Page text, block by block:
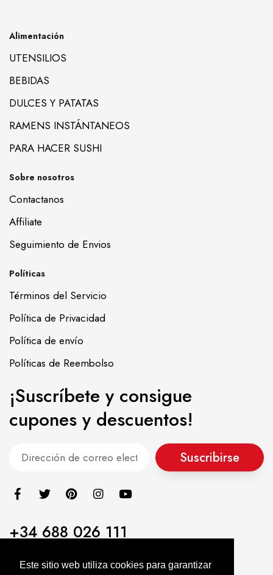
Este sitio web utiliza cookies para garantizar
Alimentación
UTENSILIOS
BEBIDAS
DULCES Y PATATAS
RAMENS INSTÁNTANEOS
PARA HACER SUSHI
Sobre nosotros
Contactanos
Affiliate
Seguimiento de Envios
Políticas
Términos del Servicio
Política de Privacidad
Política de envío
Políticas de Reembolso
¡Suscríbete y consigue
cupones y descuentos!
Suscribirse
+34 688 026 111